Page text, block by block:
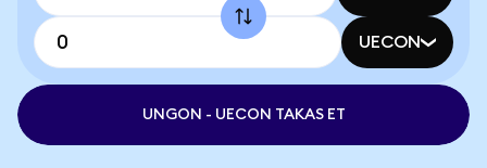
UECON
UNGON - UECON TAKAS ET